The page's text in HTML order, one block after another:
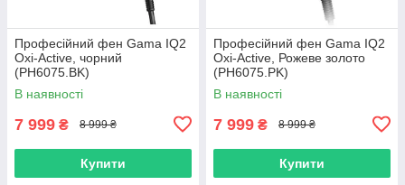
Професійний фен Gama IQ2
Oxi-Active, чорний
(PH6075.BK)
В наявності
7 999 ₴ 8 999 ₴
Купити
Професійний фен Gama IQ2
Oxi-Active, Рожеве золото
(PH6075.PK)
В наявності
7 999 ₴ 8 999 ₴
Купити